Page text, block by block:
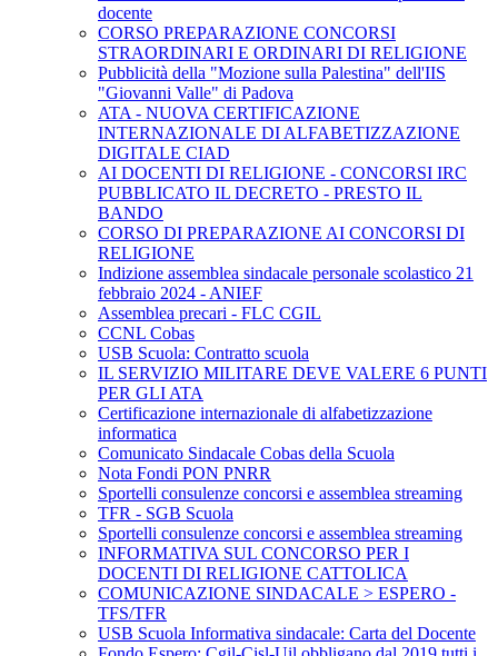
docente
CORSO PREPARAZIONE CONCORSI
STRAORDINARI E ORDINARI DI RELIGIONE
Pubblicità della "Mozione sulla Palestina" dell'IIS
"Giovanni Valle" di Padova
ATA - NUOVA CERTIFICAZIONE
INTERNAZIONALE DI ALFABETIZZAZIONE
DIGITALE CIAD
AI DOCENTI DI RELIGIONE - CONCORSI IRC
PUBBLICATO IL DECRETO - PRESTO IL
BANDO
CORSO DI PREPARAZIONE AI CONCORSI DI
RELIGIONE
Indizione assemblea sindacale personale scolastico 21
febbraio 2024 - ANIEF
Assemblea precari - FLC CGIL
CCNL Cobas
USB Scuola: Contratto scuola
IL SERVIZIO MILITARE DEVE VALERE 6 PUNTI
PER GLI ATA
Certificazione internazionale di alfabetizzazione
informatica
Comunicato Sindacale Cobas della Scuola
Nota Fondi PON PNRR
Sportelli consulenze concorsi e assemblea streaming
TFR - SGB Scuola
Sportelli consulenze concorsi e assemblea streaming
INFORMATIVA SUL CONCORSO PER I
DOCENTI DI RELIGIONE CATTOLICA
COMUNICAZIONE SINDACALE > ESPERO -
TFS/TFR
USB Scuola Informativa sindacale: Carta del Docente